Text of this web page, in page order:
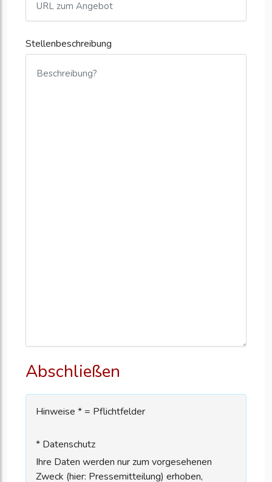
Stellenbeschreibung
Abschließen
Hinweise * = Pflichtfelder
* Datenschutz
Ihre Daten werden nur zum vorgesehenen
Zweck (hier: Pressemitteilung) erhoben,